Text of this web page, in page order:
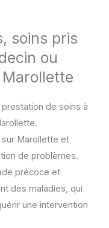
soins pris
ou
de soins à
Marollette et
de problèmes.
précoce et
des maladies, qui
une intervention